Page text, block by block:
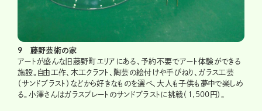
9 藤野芸術の家
アートが盛んな旧藤野町エリアにある、予約不要でアート体験ができる
施設。自由工作、木工クラフト、陶芸の絵付けや手びねり、ガラス工芸
（サンドブラスト）などから好きなものを選べ、大人も子供も夢中で楽しめ
る。小澤さんはガラスプレートのサンドブラストに挑戦（1,500円）。